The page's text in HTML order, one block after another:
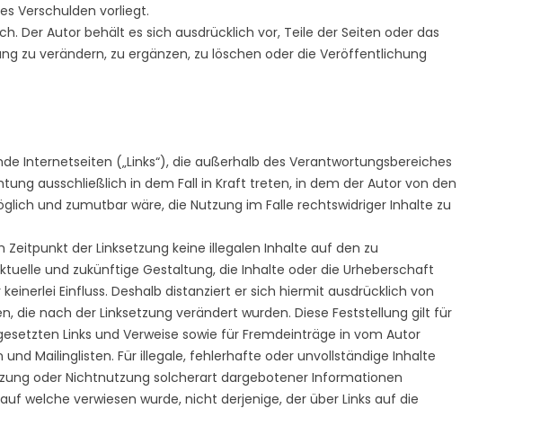
Verschulden vorliegt.
Der Autor behält es sich ausdrücklich vor, Teile der Seiten oder das
zu verändern, zu ergänzen, zu löschen oder die Veröffentlichung
Internetseiten („Links“), die außerhalb des Verantwortungsbereiches
ausschließlich in dem Fall in Kraft treten, in dem der Autor von den
und zumutbar wäre, die Nutzung im Falle rechtswidriger Inhalte zu
der Linksetzung keine illegalen Inhalte auf den zu
und zukünftige Gestaltung, die Inhalte oder die Urheberschaft
Einfluss. Deshalb distanziert er sich hiermit ausdrücklich von
die nach der Linksetzung verändert wurden. Diese Feststellung gilt für
Links und Verweise sowie für Fremdeinträge in vom Autor
Mailinglisten. Für illegale, fehlerhafte oder unvollständige Inhalte
oder Nichtnutzung solcherart dargebotener Informationen
welche verwiesen wurde, nicht derjenige, der über Links auf die